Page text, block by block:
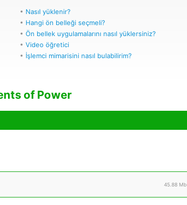
Nasıl yüklenir?
Hangi ön belleği seçmeli?
Ön bellek uygulamalarını nasıl yüklersiniz?
Video öğretici
İşlemci mimarisini nasıl bulabilirim?
of Power
45.88 Mb